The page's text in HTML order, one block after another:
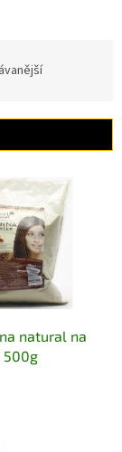
natural na
500g